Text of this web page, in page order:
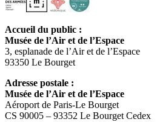
Accueil du public :
Musée de l’Air et de l’Espace
3, esplanade de l’Air et de l’Espace
93350 Le Bourget
Adresse postale :
Musée de l’Air et de l’Espace
Aéroport de Paris-Le Bourget
CS 90005 – 93352 Le Bourget Cedex